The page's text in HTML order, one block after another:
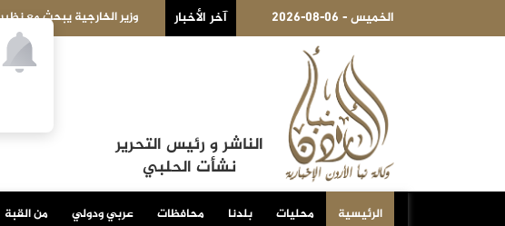
2026-08-06 - الخميس آخر الأخبار
وزير الخارجية يبحث مع نظيرته اليمنية العلاقات الثنائية والتطورات الإقليمية
الناشر و رئيس التحرير
نشأت الحلبي
الرئيسية محليات بلدنا محافظات عربي ودولي من القبة